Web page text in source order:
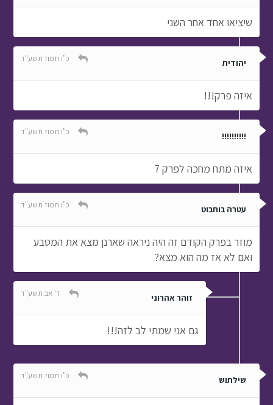
שיציאו אחד אחר השני
יהודית כ"ו תמוז תשע"ד
איזה פרק!!!
!!!!!!!!!! כ"ו תמוז תשע"ד
איזה מתח מחכה לפרק 7
עטרה בוחבוט כ"ו תמוז תשע"ד
מוזר בפרק הקודם זה היה ניראה שארנן מצא את המטבע
ואם לא אז מה הוא מצא?
זוהר אהרוני ד' אב תשע"ד
גם אני שמתי לב לזה!!!
שילתוש כ"ו תמוז תשע"ד